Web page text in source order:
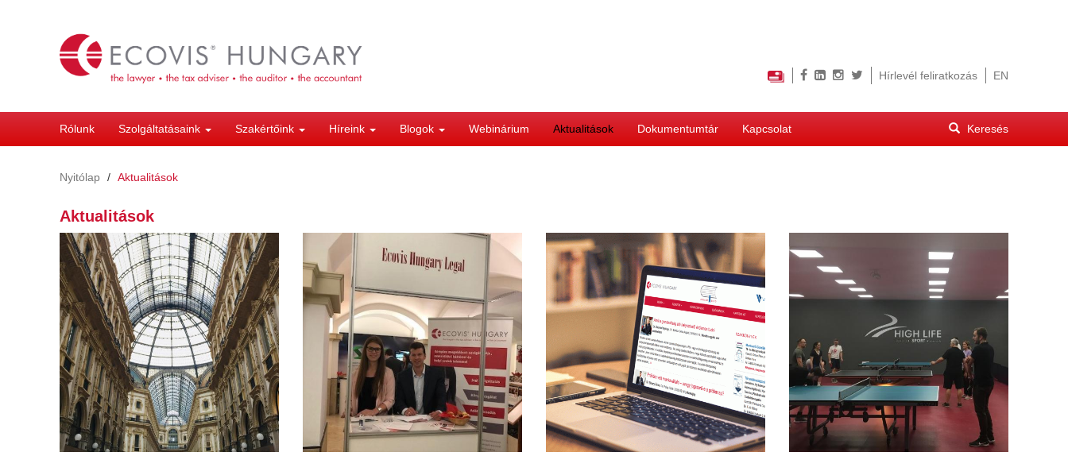
Hírlevél feliratkozás EN
Rólunk Szolgáltatásaink Szakértőink Híreink Blogok Webinárium Aktualitások Dokumentumtár Kapcsolat
Keresés
űrlap
Nyitólap
Aktualitások
Aktualitások